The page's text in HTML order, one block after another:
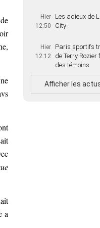
a
Hier
12:50
Les adieux de
City
Hier
12:12
Paris sportifs
de Terry
des témoins
Afficher les